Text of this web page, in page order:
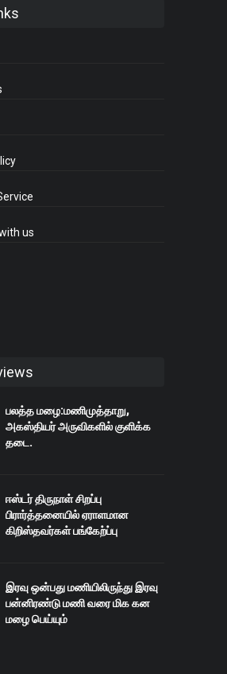
us
பலத்த மழை:மணிமுத்தாறு,
அகஸ்தியர் அருவிகளில் குளிக்க
தடை.
ஈஸ்டர் திருநாள் சிறப்பு
பிரார்த்தனையில் ஏராளமான
கிறிஸ்தவர்கள் பங்கேற்ப்பு
இரவு ஒன்பது மணியிலிருந்து இரவு
பன்னிரண்டு மணி வரை மிக கன
மழை பெய்யும்